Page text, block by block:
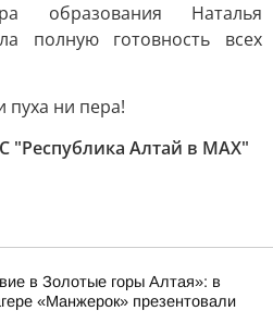
образования Наталья
полную готовность всех
пуха ни пера!
"Республика Алтай в МАХ"
в Золотые горы Алтая»: в
«Манжерок» презентовали